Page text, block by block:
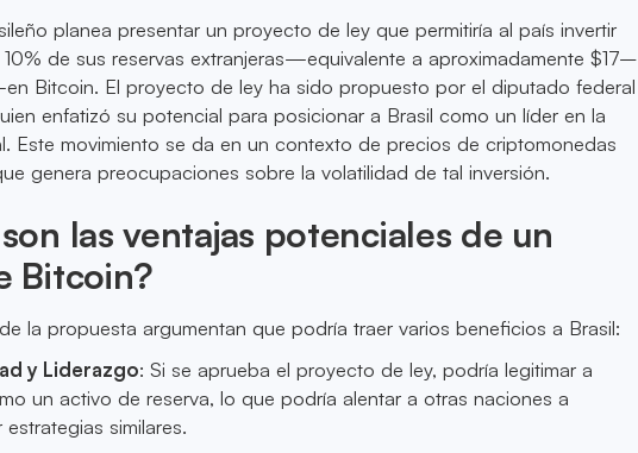
planea presentar un proyecto de ley que permitiría al país invertir
de sus reservas extranjeras—equivalente a aproximadamente $17–
Bitcoin. El proyecto de ley ha sido propuesto por el diputado federal
enfatizó su potencial para posicionar a Brasil como un líder en la
Este movimiento se da en un contexto de precios de criptomonedas
genera preocupaciones sobre la volatilidad de tal inversión.
las ventajas potenciales de un
Bitcoin?
la propuesta argumentan que podría traer varios beneficios a Brasil:
y Liderazgo: Si se aprueba el proyecto de ley, podría legitimar a
un activo de reserva, lo que podría alentar a otras naciones a
similares.